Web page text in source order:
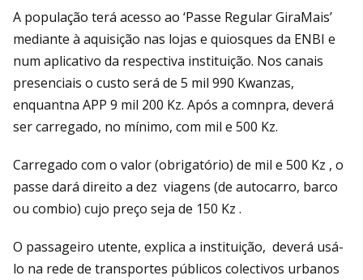
A população terá acesso ao ‘Passe Regular GiraMais’
mediante à aquisição nas lojas e quiosques da ENBI e
num aplicativo da respectiva instituição. Nos canais
presenciais o custo será de 5 mil 990 Kwanzas,
enquantna APP 9 mil 200 Kz. Após a comnpra, deverá
ser carregado, no mínimo, com mil e 500 Kz.
Carregado com o valor (obrigatório) de mil e 500 Kz , o
passe dará direito a dez viagens (de autocarro, barco
ou combio) cujo preço seja de 150 Kz .
O passageiro utente, explica a instituição, deverá usá-
lo na rede de transportes públicos colectivos urbanos